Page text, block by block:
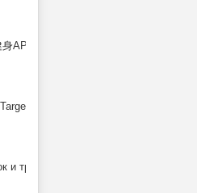
APP
и трекер